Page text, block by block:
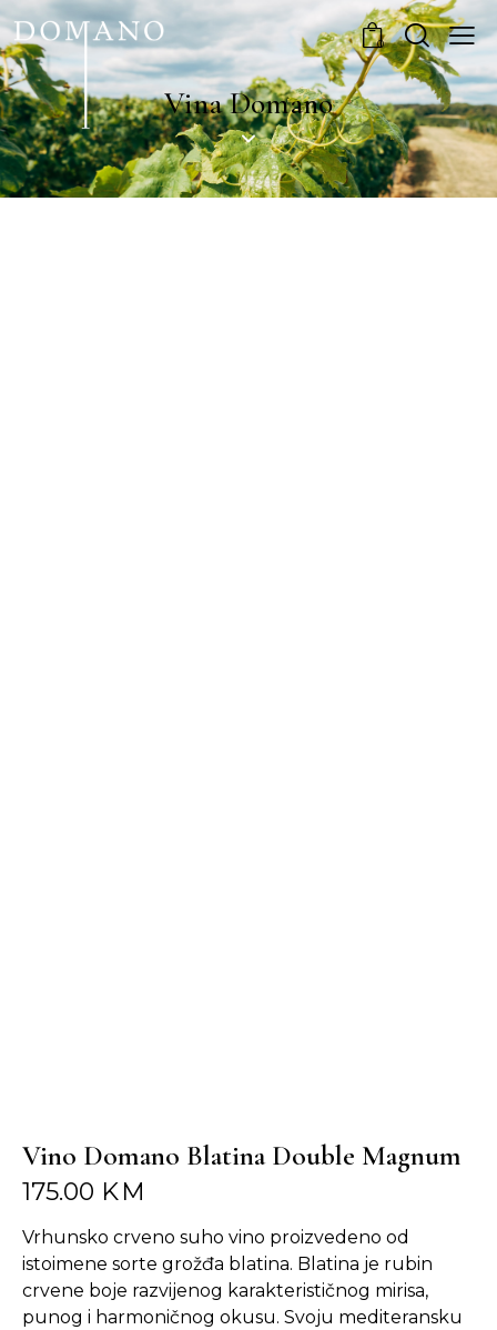
0
Vina Domano
Vino Domano Blatina Double Magnum
175.00 KM
Vrhunsko crveno suho vino proizvedeno od
istoimene sorte grožđa blatina. Blatina je rubin
crvene boje razvijenog karakterističnog mirisa,
punog i harmoničnog okusu. Svoju mediteransku